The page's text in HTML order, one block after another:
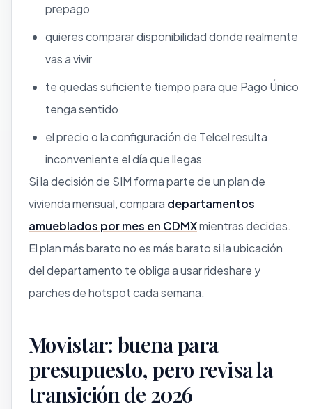
prepago
quieres comparar disponibilidad donde realmente
vas a vivir
te quedas suficiente tiempo para que Pago Único
tenga sentido
el precio o la configuración de Telcel resulta
inconveniente el día que llegas
Si la decisión de SIM forma parte de un plan de
vivienda mensual, compara departamentos
amueblados por mes en CDMXmientras decides.
El plan más barato no es más barato si la ubicación
del departamento te obliga a usar rideshare y
parches de hotspot cada semana.
Movistar: buena para
presupuesto, pero revisa la
transición de 2026